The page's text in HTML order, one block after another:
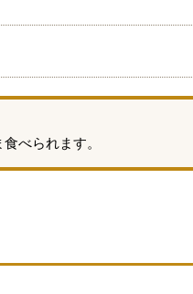
べられます。